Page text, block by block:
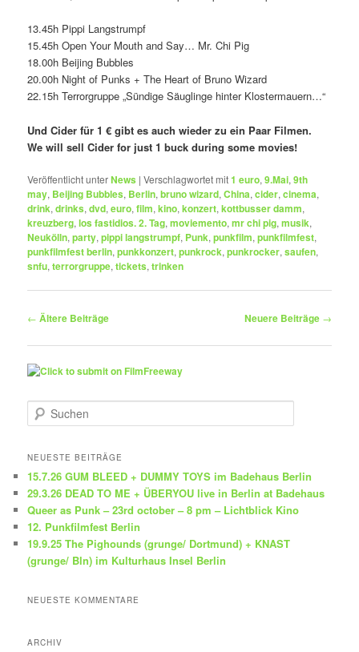
13.45h Pippi Langstrumpf
15.45h Open Your Mouth and Say… Mr. Chi Pig
18.00h Beijing Bubbles
20.00h Night of Punks + The Heart of Bruno Wizard
22.15h Terrorgruppe „Sündige Säuglinge hinter Klostermauern…“
Und Cider für 1 € gibt es auch wieder zu ein Paar Filmen.
We will sell Cider for just 1 buck during some movies!
Veröffentlicht unterNews |Verschlagwortet mit1 euro,9.Mai,9th
may, Beijing Bubbles, Berlin,bruno wizard,China,cider,cinema,
drink,drinks,dvd,euro,film,kino,konzert,kottbusser damm,
kreuzberg,los fastidios. 2. Tag,moviemento,mr chi pig,musik,
Neukölln,party,pippi langstrumpf, Punk,punkfilm,punkfilmfest,
punkfilmfest berlin,punkkonzert,punkrock,punkrocker,saufen,
snfu,terrorgruppe,tickets,trinken
Beitragsnavigation
← Ältere Beiträge Neuere Beiträge →
u
h
n
NEUESTE BEITRÄGE
15.7.26 GUM BLEED + DUMMY TOYS im Badehaus Berlin
29.3.26 DEAD TO ME + ÜBERYOU live in Berlin at Badehaus
Queer as Punk – 23rd october – 8 pm – Lichtblick Kino
12. Punkfilmfest Berlin
19.9.25 The Pighounds (grunge/ Dortmund) + KNAST
(grunge/ Bln) im Kulturhaus Insel Berlin
NEUESTE KOMMENTARE
ARCHIV